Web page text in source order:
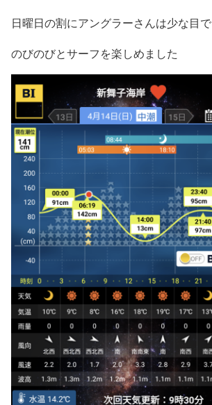
日曜日の割にアングラーさんは少な目で
のびのびとサーフを楽しめました